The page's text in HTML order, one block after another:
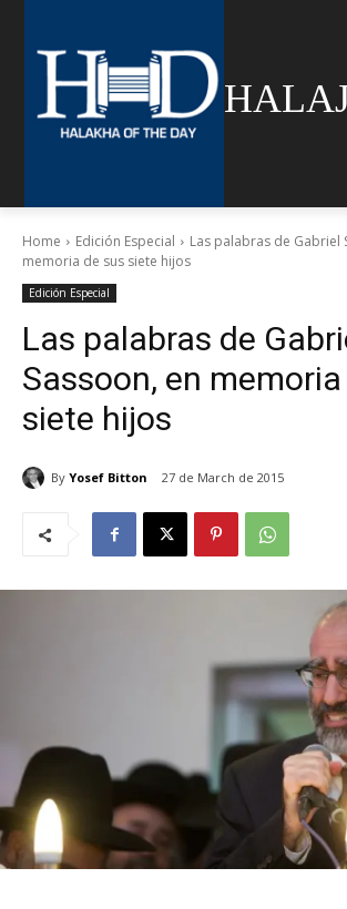
Home Edición Especial
Las palabras de Gabriel
memoria de sus siete hijos
Edición Especial
Las palabras de
Sassoon, en
siete hijos
By Yosef Bitton 27 de March de 2015